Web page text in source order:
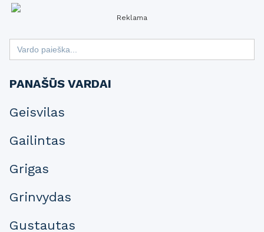
Reklama
Search
for:
PANAŠŪS VARDAI
Geisvilas
Gailintas
Grigas
Grinvydas
Gustautas